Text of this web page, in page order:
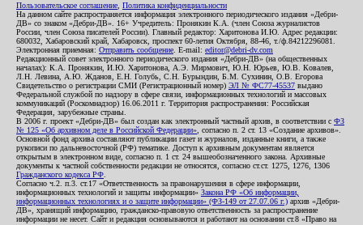
Пользовательское соглашение Политика конфиденциальности
На данном сайте распространяется информация электронного периодического издания «Дебри-
ДВ» со знаком «Дебри-ДВ». 16+ Учредитель: Пронякин К.А. (член Союза журналистов
России, член Союза писателей России). Главный редактор: Харитонова И.Ю. Адрес редакции:
680032, Хабаровский край, Хабаровск, проспект 60-летия Октября, 88-46, т./ф.84212296081.
Электронная приемная: Отправить сообщение . E-mail: editor@debri-dv.com
Редакционный совет электронного периодического издания «Дебри-ДВ» (на общественных
началах): К.А. Пронякин, И.Ю. Харитонова, А.Э. Мирмович, Ю.Н. Юрьев, Ю.В. Ковалев,
Л.Н. Левина, А.Ю. Жданов, Е.Н. Голубь, С.Н. Бурындин, Б.М. Сухинин, О.В. Егорова
Свидетельство о регистрации СМИ (Регистрационный номер) ЭЛ № ФС77-45537 выдано
Федеральной службой по надзору в сфере связи, информационных технологий и массовых
коммуникаций (Роскомнадзор) 16.06.2011 г. Территория распространения: Российская
Федерация, зарубежные страны.
В 2006 г. проект «Дебри-ДВ» был создан как электронный частный архив, в соответствии с ФЗ
№ 125 «Об архивном деле в Российской Федерации» , согласно п. 2 ст. 13 «Создание архивов».
Основной фонд архива составляют публикации газет и журналов, изданные книги, а также
рукописи по дальневосточной (РФ) тематике. Доступ к архивным документам является
открытым в электронном виде, согласно п. 1 ст. 24 вышеобозначенного закона. Архивные
документы к частной собственности редакции не относятся, согласно ст.ст. 1275, 1276, 1306
Гражданского кодекса РФ
Согласно ч.2. п.3. ст.17 «Ответственность за правонарушения в сфере информации,
информационных технологий и защиты информации» Закона РФ «Об информации,
информационных технологиях и о защите информации» (ФЗ-149 от 27.07.06 г.) архив «Дебри-
ДВ», хранящий информацию, гражданско-правовую ответственность за распространение
информации не несет. Сайт и редакция основываются и работают на основании ст.8 «Право на